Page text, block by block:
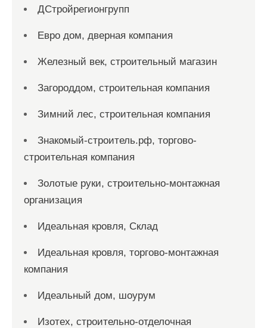
ДСтройрегионгрупп
Евро дом, дверная компания
Железный век, строительный магазин
Загороддом, строительная компания
Зимний лес, строительная компания
Знакомый-строитель.рф, торгово-
строительная компания
Золотые руки, строительно-монтажная
организация
Идеальная кровля, Склад
Идеальная кровля, торгово-монтажная
компания
Идеальный дом, шоурум
Изотех, строительно-отделочная